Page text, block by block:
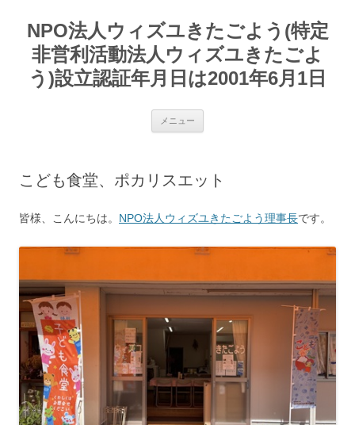
テ
ンNPO法人ウィズユきたごよう(特定
非営利活動法人ウィズユきたごよ
う)設立認証年月日は2001年6月1日
メニュー
こども食堂、ポカリスエット
皆様、こんにちは。 NPO法人ウィズユきたごよう理事長です。